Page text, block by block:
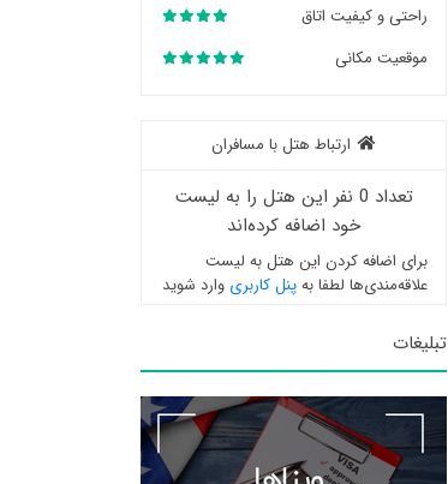
راحتی و کیفیت اتاق
موقعیت مکانی
ارتباط هتل با مسافران
تعداد 0 نفر این هتل را به لیست
خود اضافه کرده‌اند
برای اضافه کردن این هتل به لیست
علاقه‌مندی‌ها لطفا بهپنل کاربری وارد شوید
تبلیغات